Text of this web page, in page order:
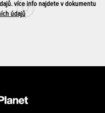
více info najdete v dokumentu
údajů